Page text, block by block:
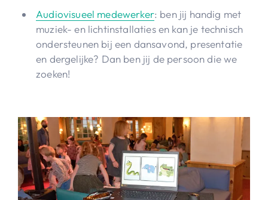
Audiovisueel medewerker: ben jij handig met
muziek- en lichtinstallaties en kan je technisch
ondersteunen bij een dansavond, presentatie
en dergelijke? Dan ben jij de persoon die we
zoeken!